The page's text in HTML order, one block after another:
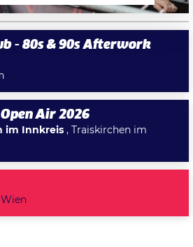
- 80s & 90s Afterwork
Air 2026
im Innkreis , Traiskirchen im
Wien